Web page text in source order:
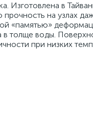
Изготовлена в
на узлах
«памятью»
толще воды.
при низких